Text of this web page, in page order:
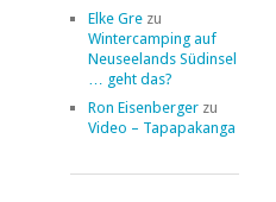
Elke Grezu
Wintercamping auf
Neuseelands Südinsel
… geht das?
Ron Eisenbergerzu
Video – Tapapakanga